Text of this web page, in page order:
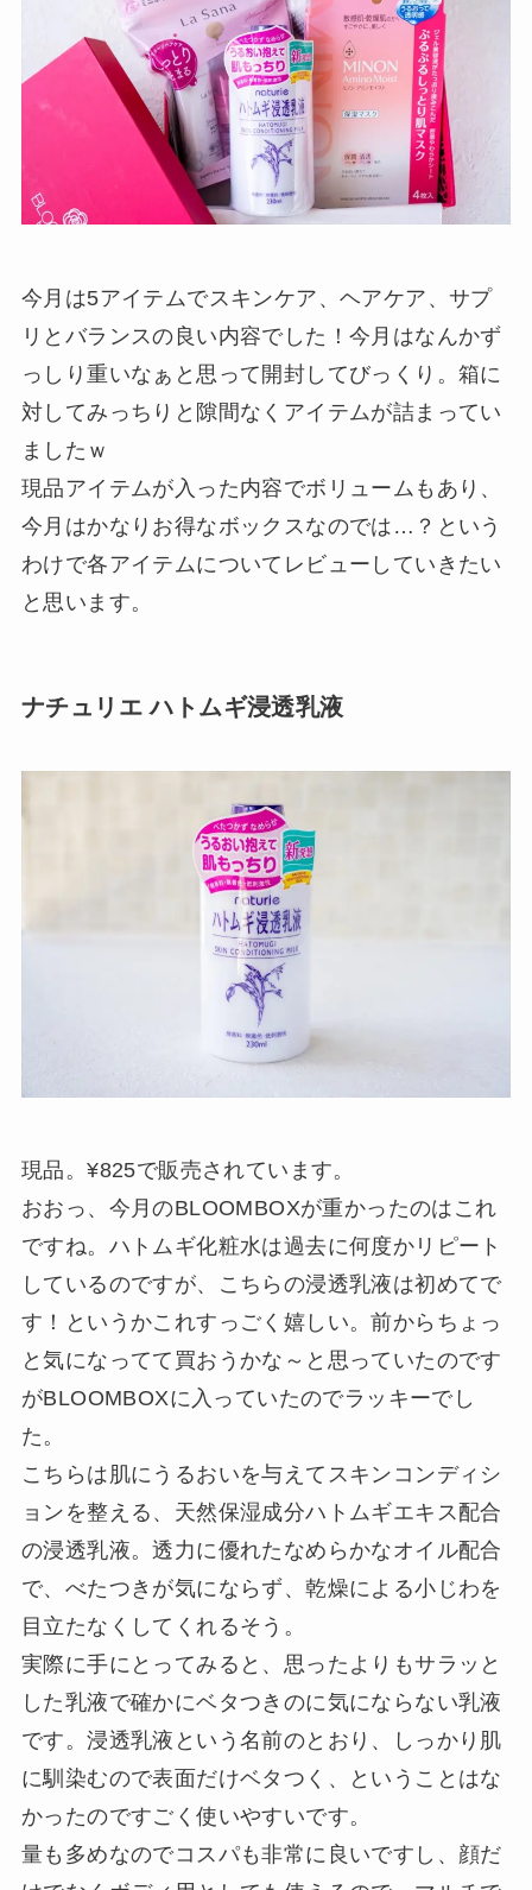
今月は5アイテムでスキンケア、ヘアケア、サプ
リとバランスの良い内容でした！今月はなんかず
っしり重いなぁと思って開封してびっくり。箱に
対してみっちりと隙間なくアイテムが詰まってい
ましたｗ
現品アイテムが入った内容でボリュームもあり、
今月はかなりお得なボックスなのでは…？という
わけで各アイテムについてレビューしていきたい
と思います。
ナチュリエ ハトムギ浸透乳液
現品。¥825で販売されています。
おおっ、今月のBLOOMBOXが重かったのはこれ
ですね。ハトムギ化粧水は過去に何度かリピート
しているのですが、こちらの浸透乳液は初めてで
す！というかこれすっごく嬉しい。前からちょっ
と気になってて買おうかな～と思っていたのです
がBLOOMBOXに入っていたのでラッキーでし
た。
こちらは肌にうるおいを与えてスキンコンディシ
ョンを整える、天然保湿成分ハトムギエキス配合
の浸透乳液。透力に優れたなめらかなオイル配合
で、べたつきが気にならず、乾燥による小じわを
目立たなくしてくれるそう。
実際に手にとってみると、思ったよりもサラッと
した乳液で確かにベタつきのに気にならない乳液
です。浸透乳液という名前のとおり、しっかり肌
に馴染むので表面だけベタつく、ということはな
かったのですごく使いやすいです。
量も多めなのでコスパも非常に良いですし、顔だ